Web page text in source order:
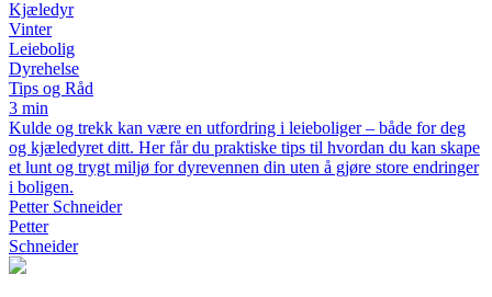
Kjæledyr
Vinter
Leiebolig
Dyrehelse
Tips og Råd
3 min
Kulde og trekk kan være en utfordring i leieboliger – både for deg
og kjæledyret ditt. Her får du praktiske tips til hvordan du kan skape
et lunt og trygt miljø for dyrevennen din uten å gjøre store endringer
i boligen.
Petter Schneider
Petter
Schneider